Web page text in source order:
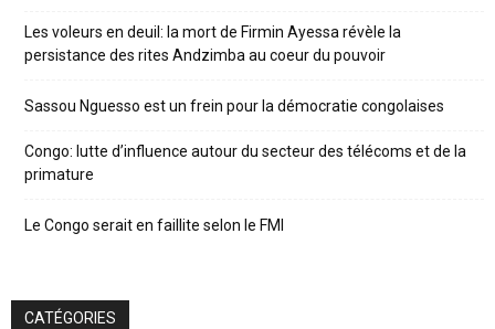
Les voleurs en deuil: la mort de Firmin Ayessa révèle la
persistance des rites Andzimba au coeur du pouvoir
Sassou Nguesso est un frein pour la démocratie congolaises
Congo: lutte d’influence autour du secteur des télécoms et de la
primature
Le Congo serait en faillite selon le FMI
CATÉGORIES